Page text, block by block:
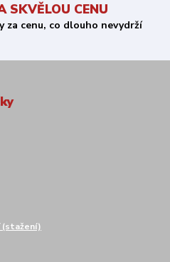
SKVĚLOU CENU
za cenu, co dlouho nevydrží
(stažení)